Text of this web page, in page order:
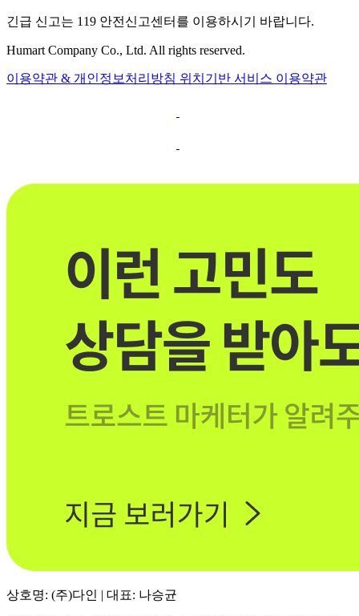
긴급 신고는 119 안전신고센터를 이용하시기 바랍니다.
Humart Company Co., Ltd. All rights reserved.
이용약관 & 개인정보처리방침 위치기반 서비스 이용약관
상호명: (주)다인 | 대표: 나승균